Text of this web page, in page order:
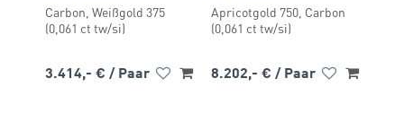
Carbon, Weißgold 375
(0,061 ct tw/si)
3.414,- € / Paar
Apricotgold 750, Carbon
(0,061 ct tw/si)
8.202,- € / Paar